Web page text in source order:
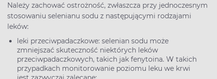
Należy zachować ostrożność, zwłaszcza przy jednoczesnym
stosowaniu selenianu sodu z następującymi rodzajami
leków:
leki przeciwpadaczkowe: selenian sodu może
zmniejszać skuteczność niektórych leków
przeciwpadaczkowych, takich jak fenytoina. W takich
przypadkach monitorowanie poziomu leku we krwi